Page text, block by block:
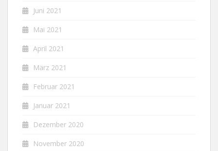
Juni 2021
Mai 2021
April 2021
März 2021
Februar 2021
Januar 2021
Dezember 2020
November 2020